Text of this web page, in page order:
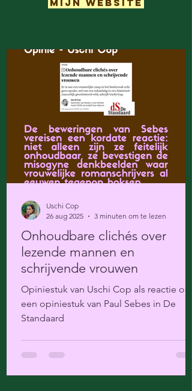
mijn website
Onhoudbare clichés over
lezende mannen en
schrijvende vrouwen
Opiniestuk van Uschi Cop als reactie op
een opiniestuk van Paul Sebes in De
Standaard
Uschi Cop
26 aug 2025
3 minuten om te lezen